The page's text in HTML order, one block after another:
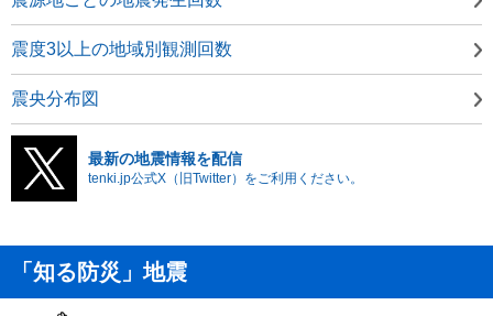
震度3以上の地域別観測回数
震央分布図
最新の地震情報を配信
tenki.jp公式X（旧Twitter）をご利用ください。
「知る防災」地震